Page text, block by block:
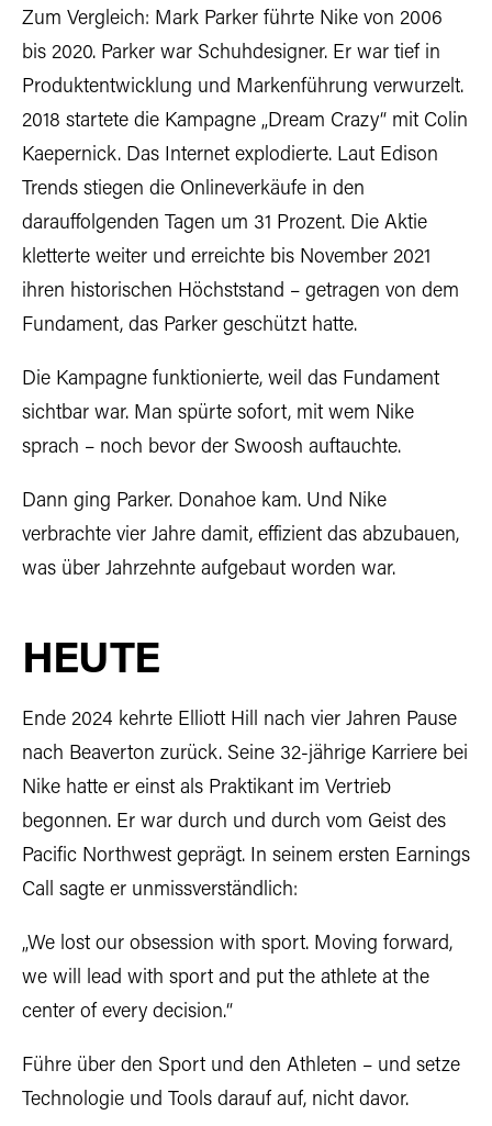
Zum Vergleich: Mark Parker führte Nike von 2006
bis 2020. Parker war Schuhdesigner. Er war tief in
Produktentwicklung und Markenführung verwurzelt.
2018 startete die Kampagne „Dream Crazy“ mit Colin
Kaepernick. Das Internet explodierte. Laut Edison
Trends stiegen die Onlineverkäufe in den
darauffolgenden Tagen um 31 Prozent. Die Aktie
kletterte weiter und erreichte bis November 2021
ihren historischen Höchststand – getragen von dem
Fundament, das Parker geschützt hatte.
Die Kampagne funktionierte, weil das Fundament
sichtbar war. Man spürte sofort, mit wem Nike
sprach – noch bevor der Swoosh auftauchte.
Dann ging Parker. Donahoe kam. Und Nike
verbrachte vier Jahre damit, effizient das abzubauen,
was über Jahrzehnte aufgebaut worden war.
HEUTE
Ende 2024 kehrte Elliott Hill nach vier Jahren Pause
nach Beaverton zurück. Seine 32-jährige Karriere bei
Nike hatte er einst als Praktikant im Vertrieb
begonnen. Er war durch und durch vom Geist des
Pacific Northwest geprägt. In seinem ersten Earnings
Call sagte er unmissverständlich:
„We lost our obsession with sport. Moving forward,
we will lead with sport and put the athlete at the
center of every decision.“
Führe über den Sport und den Athleten – und setze
Technologie und Tools darauf auf, nicht davor.